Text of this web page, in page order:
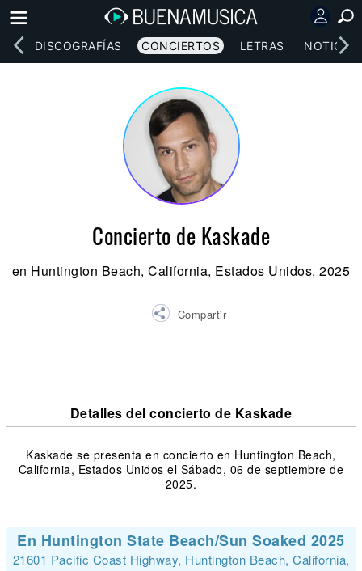
DISCOGRAFÍAS CONCIERTOS LETRAS NOTICIAS
Concierto de Kaskade
en Huntington Beach, California, Estados Unidos, 2025
Compartir
Detalles del concierto de Kaskade
Kaskade se presenta en concierto en Huntington Beach,
California, Estados Unidos el Sábado, 06 de septiembre de
2025.
En Huntington State Beach/Sun Soaked 2025
21601 Pacific Coast Highway, Huntington Beach, California,